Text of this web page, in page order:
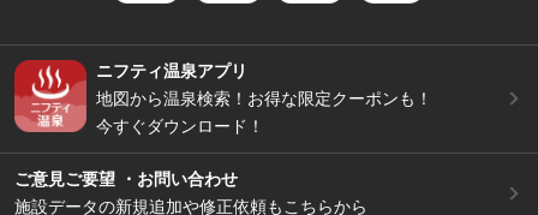
ニフティ温泉アプリ
地図から温泉検索！お得な限定クーポンも！
今すぐダウンロード！
ご意見ご要望 ・お問い合わせ
施設データの新規追加や修正依頼もこちらから